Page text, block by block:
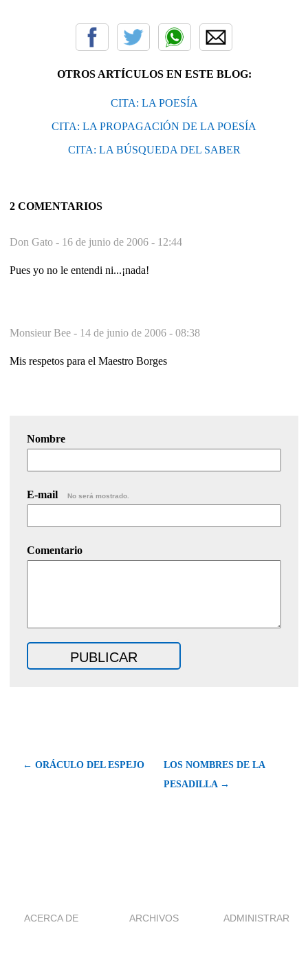
OTROS ARTÍCULOS EN ESTE BLOG:
CITA: LA POESÍA
CITA: LA PROPAGACIÓN DE LA POESÍA
CITA: LA BÚSQUEDA DEL SABER
2 COMENTARIOS
Don Gato - 16 de junio de 2006 - 12:44
Pues yo no le entendi ni...¡nada!
Monsieur Bee - 14 de junio de 2006 - 08:38
Mis respetos para el Maestro Borges
Nombre
E-mail No será mostrado.
Comentario
← ORÁCULO DEL ESPEJO
LOS NOMBRES DE LA
PESADILLA →
ACERCA DE ARCHIVOS ADMINISTRAR